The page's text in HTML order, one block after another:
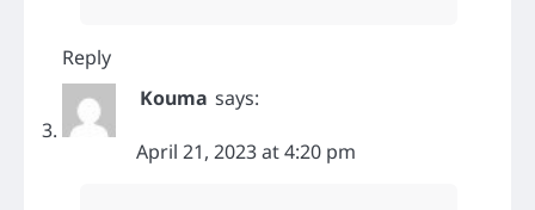
Reply
Kouma says:
April 21, 2023 at 4:20 pm